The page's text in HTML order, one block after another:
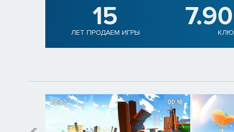
15
ЛЕТ ПРОДАЕМ ИГРЫ